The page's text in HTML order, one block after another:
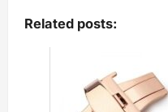
Related posts: